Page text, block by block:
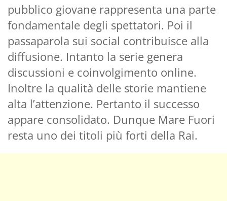
pubblico giovane rappresenta una parte
fondamentale degli spettatori. Poi il
passaparola sui social contribuisce alla
diffusione. Intanto la serie genera
discussioni e coinvolgimento online.
Inoltre la qualità delle storie mantiene
alta l’attenzione. Pertanto il successo
appare consolidato. Dunque Mare Fuori
resta uno dei titoli più forti della Rai.